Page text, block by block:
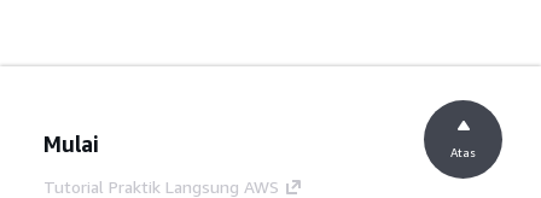
Mulai
Tutorial Praktik Langsung AWS
Atas